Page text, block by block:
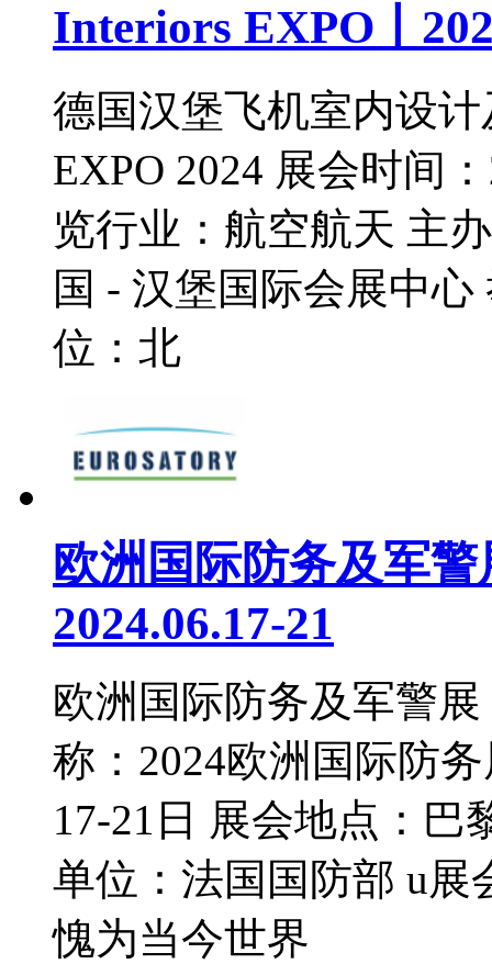
Interiors EXPO丨
德国汉堡飞机室内设
EXPO 2024 展会时间
览行业：航空航天 主
国 - 汉堡国际会展中
位：北
欧洲国际防务及军
2024.06.17-21
欧洲国际防务及军警展
称：2024欧洲国际防
17-21日 展会地点：巴
单位：法国国防部 u展
愧为当今世界